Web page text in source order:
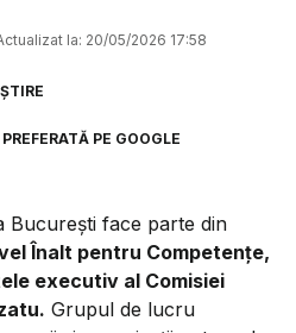
la: 20/05/2026 17:58
PE GOOGLE
București face parte din
Înalt pentru Competențe,
executiv al Comisiei
Grupul de lucru